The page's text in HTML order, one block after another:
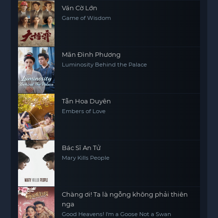
Ván Cờ Lớn
Game of Wisdom
Mãn Đình Phương
Luminosity Behind the Palace
Tẫn Hoa Duyên
Embers of Love
Bác Sĩ An Tử
Mary Kills People
Chàng ơi! Ta là ngỗng không phải thiên
nga
Good Heavens! I'm a Goose Not a Swan